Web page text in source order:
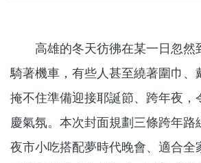
高雄的冬天彷彿在某一日忽然
騎著機車，有些人甚至繞著圍巾、
掩不住準備迎接耶誕節、跨年夜，
慶氣氛。本次封面規劃三條跨年路
夜市小吃搭配夢時代晚會、適合全